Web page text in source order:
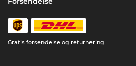
Gratis forsendelse og returnering